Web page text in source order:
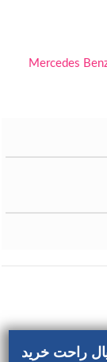
Mercedes
راحت خرید